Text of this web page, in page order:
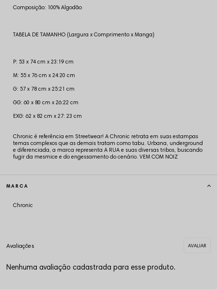
Composição: 100% Algodão
TABELA DE TAMANHO (Largura x Comprimento x Manga)
P: 53 x 74 cm x 23:19 cm
M: 55 x 76 cm x 24:20 cm
G: 57 x 78 cm x 25:21 cm
GG: 60 x 80 cm x 26:22 cm
EXG: 62 x 82 cm x 27: 23 cm
Chronic é referência em Streetwear! A Chronic retrata em suas estampas
temas complexos que as demais tratam como tabu. Urbana, underground
e diferenciada, a marca representa A RUA e suas diversas tribos, buscando
fugir da mesmice e do engessamento do cenário. VEM COM NOIZ
MARCA
Chronic
Nenhuma avaliação cadastrada para esse produto.